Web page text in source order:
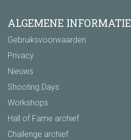
ALGEMENE INFORMATIE
Gebruiksvoorwaarden
Privacy
Nieuws
Shooting Days
Workshops
Hall of Fame archief
Challenge archief